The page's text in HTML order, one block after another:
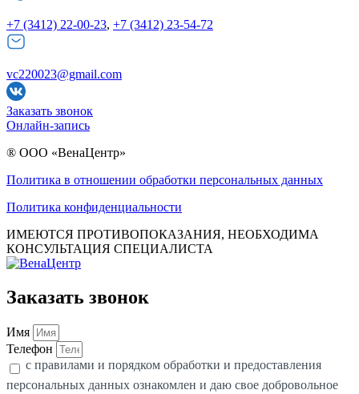
+7 (3412) 22-00-23, +7 (3412) 23-54-72
vc220023@gmail.com
Заказать звонок
Онлайн-запись
® ООО «ВенаЦентр»
Политика в отношении обработки персональных данных
Политика конфиденциальности
ИМЕЮТСЯ ПРОТИВОПОКАЗАНИЯ, НЕОБХОДИМА
КОНСУЛЬТАЦИЯ СПЕЦИАЛИСТА
Заказать звонок
Имя
Телефон
с правилами и порядком обработки и предоставления
персональных данных ознакомлен и даю свое добровольное